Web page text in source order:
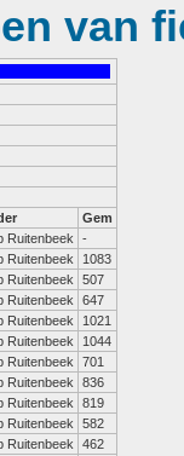
van
Gem
Ruitenbeek
-
Ruitenbeek
1083
Ruitenbeek
507
Ruitenbeek
647
Ruitenbeek
1021
Ruitenbeek
1044
Ruitenbeek
701
Ruitenbeek
836
Ruitenbeek
819
Ruitenbeek
582
Ruitenbeek
462